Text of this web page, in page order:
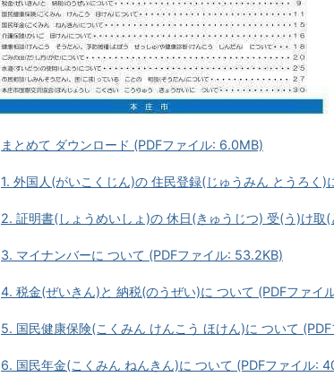
まとめて ダウンロード (PDFファイル: 6.0MB)
1. 外国人(がいこくじん)の 住民登録(じゅうみん とうろく
2. 証明書(しょうめいしょ)の 休日(きゅうじつ) 受(う)け
3. マイナンバーに ついて (PDFファイル: 53.2KB)
4. 税金(ぜいきん)と 納税(のうぜい)に ついて (PDFファイ
5. 国民健康保険(こくみん けんこう ほけん)に ついて
6. 国民年金(こくみん ねんきん)に ついて (PDFファイル: